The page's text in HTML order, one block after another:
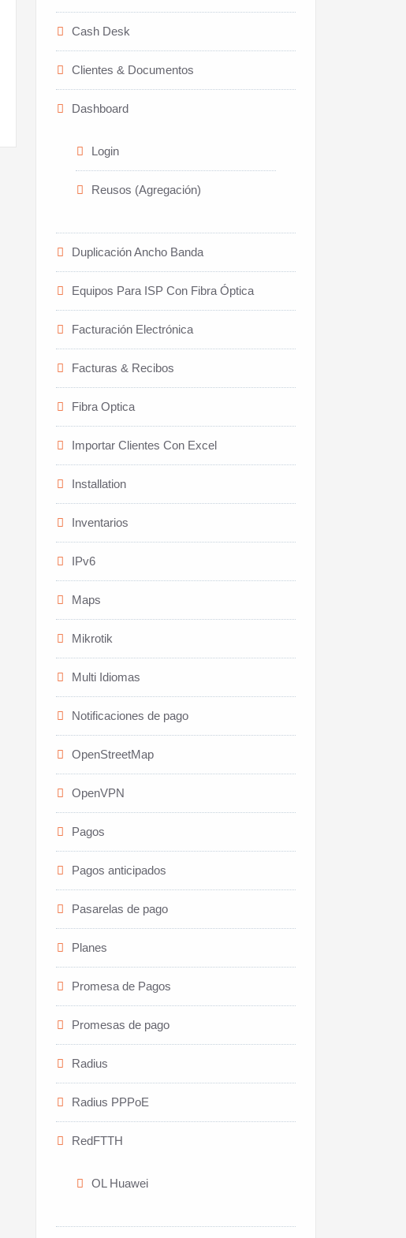
Cash Desk
Clientes & Documentos
Dashboard
Login
Reusos (Agregación)
Duplicación Ancho Banda
Equipos Para ISP Con Fibra Óptica
Facturación Electrónica
Facturas & Recibos
Fibra Optica
Importar Clientes Con Excel
Installation
Inventarios
IPv6
Maps
Mikrotik
Multi Idiomas
Notificaciones de pago
OpenStreetMap
OpenVPN
Pagos
Pagos anticipados
Pasarelas de pago
Planes
Promesa de Pagos
Promesas de pago
Radius
Radius PPPoE
RedFTTH
OL Huawei